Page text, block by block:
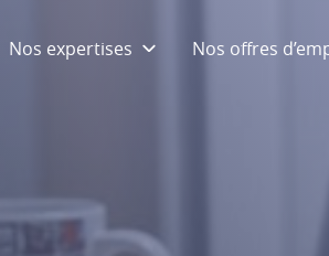
Nos expertises Nos offres